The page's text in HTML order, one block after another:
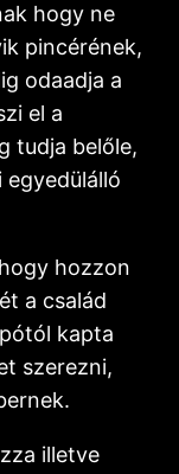
hogy ne
pincérének,
odaadja a
el a
tudja belőle,
hozzon
a család
kapta
szerezni,
illetve